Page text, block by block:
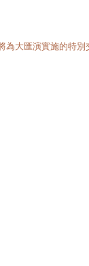
大匯演實施的特別